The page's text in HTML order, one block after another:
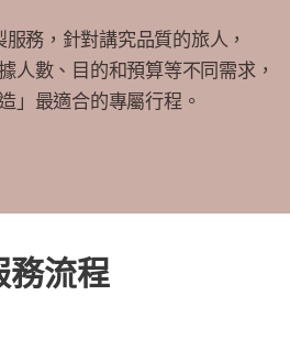
務，針對講究品質的旅人，
人數、目的和預算等不同需求，
」最適合的專屬行程。
務流程